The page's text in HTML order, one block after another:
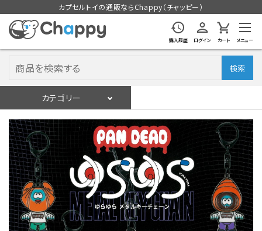
カプセルトイの通販ならChappy（チャッピー）
購入履歴 ログイン カート メニュー
検索
カテゴリー
ログイン 会員登録
入荷スケジュールをチェック
カプセルトイマシン本体
カプセルトイ